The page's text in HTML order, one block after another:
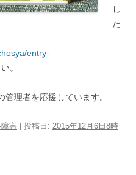
し
た
entry-
。
理者を応援しています。
害 | 投稿日: 2015年12月6日8時